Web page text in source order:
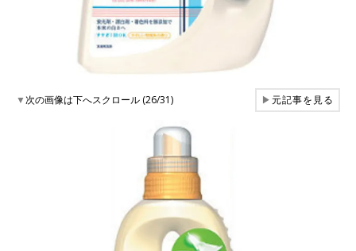
▼次の画像は下へスクロール (26/31) ▶元記事を見る